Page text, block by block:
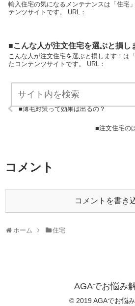
輸入住宅の気になるメンテナンスは「住宅
テンツサイトです。 URL：
■こんな人が注文住宅を選ぶと損し
こんな人が注文住宅を選ぶと損します！は
たコンテンツサイトです。 URL：
■薄毛対策って効果は出るの？
■注文住宅の
コメント
コメントを書き
ホーム 住宅
AGAでお悩み
© 2019 AGAでお悩み